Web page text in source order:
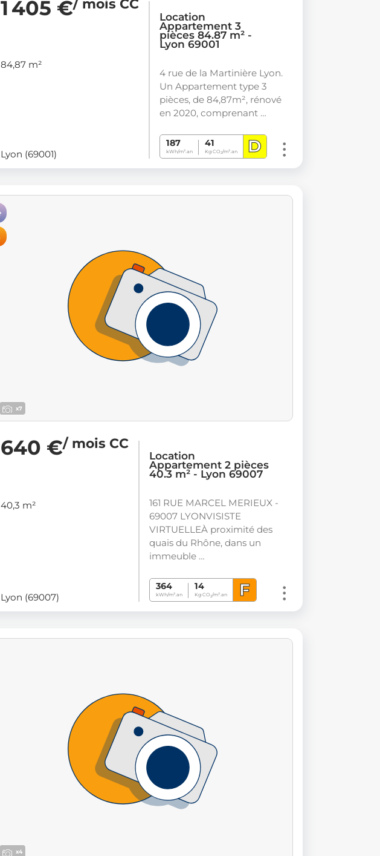
1 405 €/ mois CC
84,87 m²
Lyon (69001)
Location
Appartement 3
pièces 84.87 m² -
Lyon 69001
4 rue de la Martinière Lyon.
Un Appartement type 3
pièces, de 84,87m², rénové
en 2020, comprenant …
187
kWh/m².an
41
Kg CO2/m².an D
x7
640 €/ mois CC
40,3 m²
Lyon (69007)
Location
Appartement 2 pièces
40.3 m² - Lyon 69007
161 RUE MARCEL MERIEUX -
69007 LYONVISISTE
VIRTUELLEÀ proximité des
quais du Rhône, dans un
immeuble …
364
kWh/m².an
14
Kg CO2/m².an F
x4